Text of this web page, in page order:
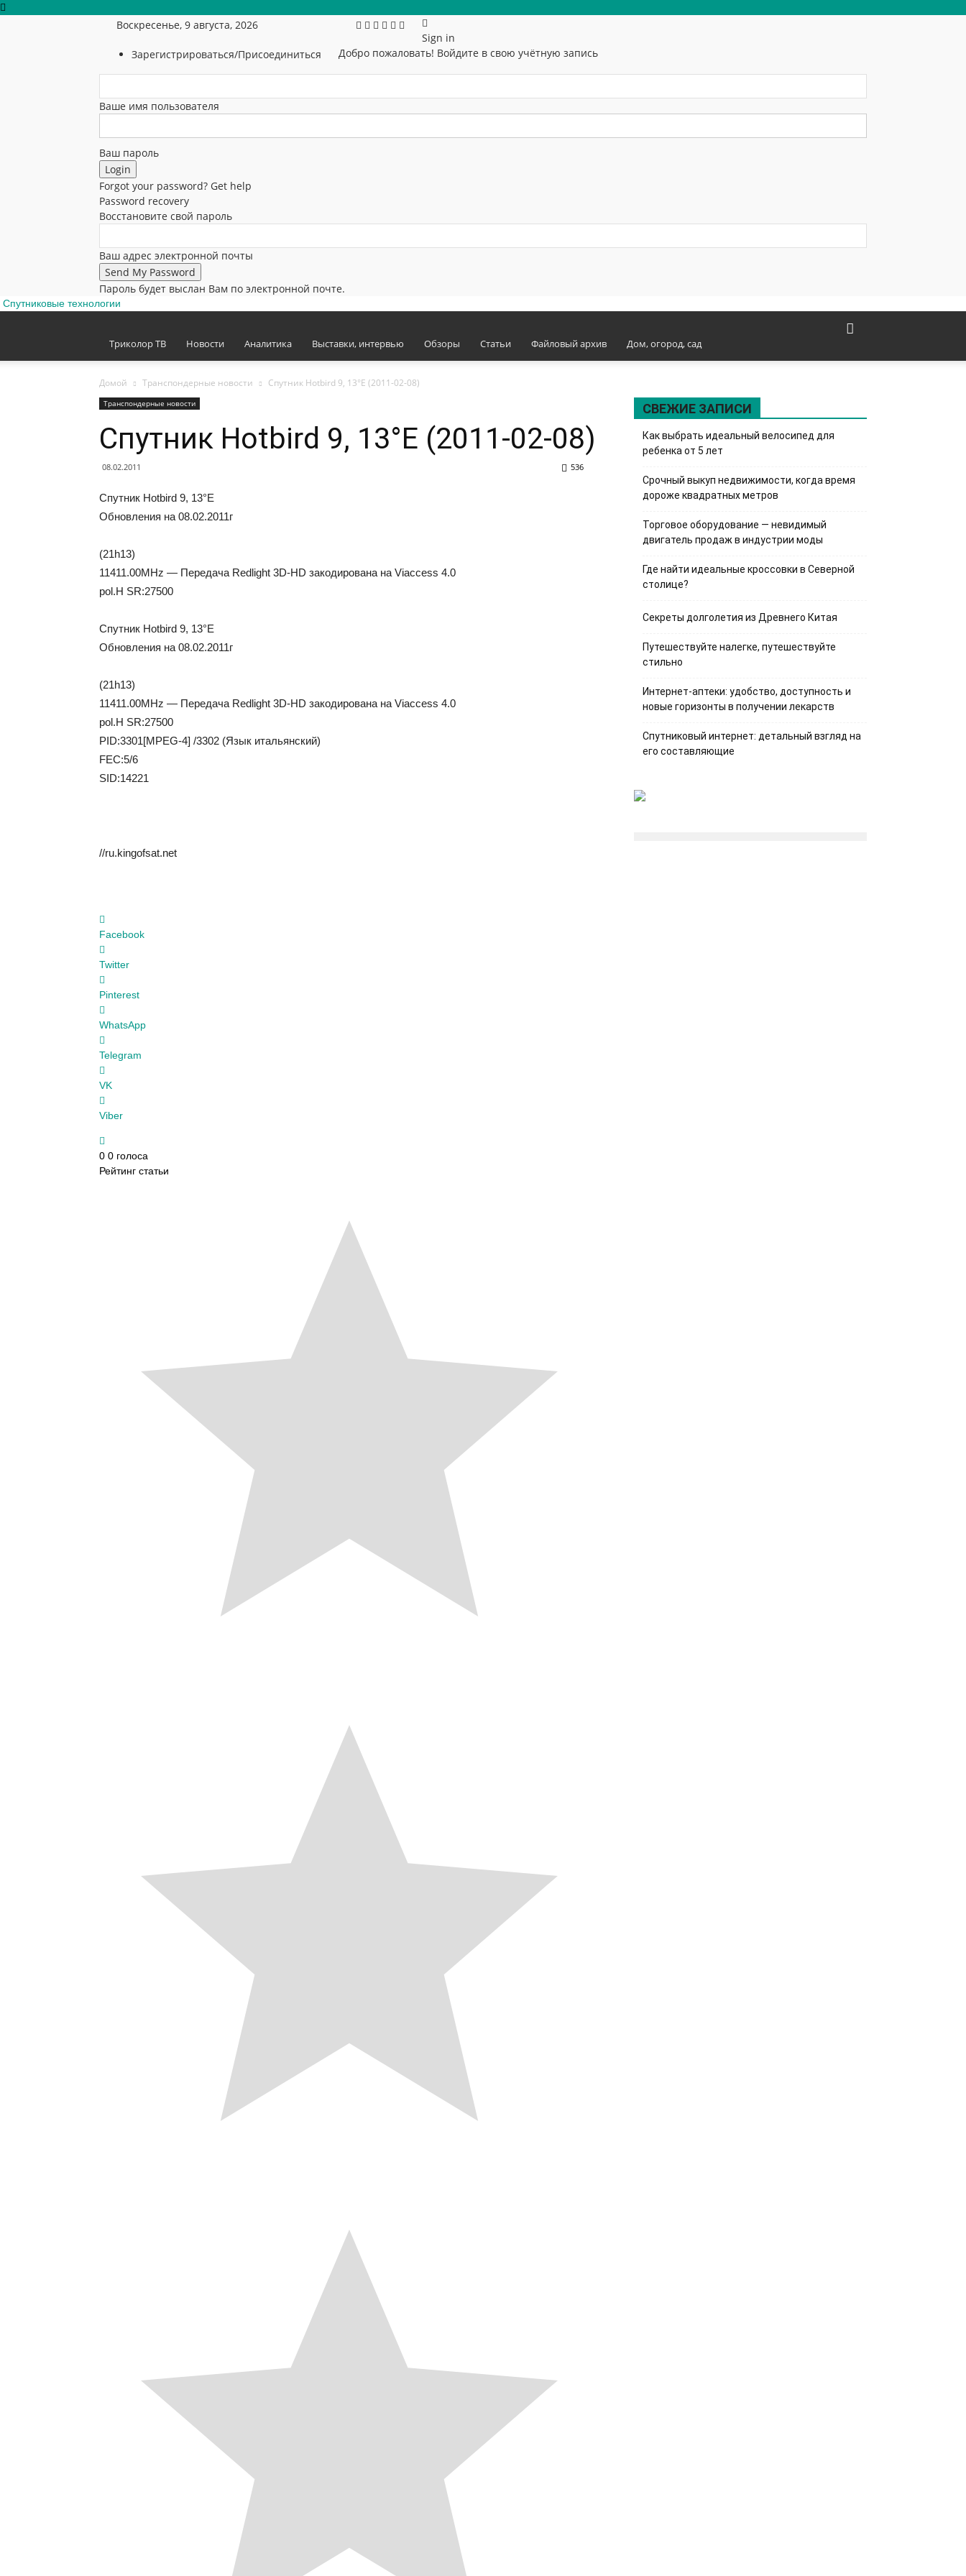
Воскресенье, 9 августа, 2026
Зарегистрироваться/Присоединиться
Sign in
Добро пожаловать! Войдите в свою учётную запись
Ваше имя пользователя
Ваш пароль
Forgot your password? Get help
Password recovery
Восстановите свой пароль
Ваш адрес электронной почты
Пароль будет выслан Вам по электронной почте.
Спутниковые технологии
Триколор ТВ Новости Аналитика Выставки, интервью Обзоры Статьи Файловый архив Дом, огород, сад
Домой Транспондерные новости Cпутник Hotbird 9, 13°E (2011-02-08)
Транспондерные новости
Cпутник Hotbird 9, 13°E (2011-02-08)
08.02.2011 536
Cпутник Hotbird 9, 13°E
Oбнoвлeния нa 08.02.2011г
(21h13)
11411.00MHz — Передача Redlight 3D-HD закодирована на Viaccess 4.0
pol.H SR:27500
Cпутник Hotbird 9, 13°E
Oбнoвлeния нa 08.02.2011г
(21h13)
11411.00MHz — Передача Redlight 3D-HD закодирована на Viaccess 4.0
pol.H SR:27500
PID:3301[MPEG-4] /3302 (Язык итальянский)
FEC:5/6
SID:14221
//ru.kingofsat.net
Facebook
Twitter
Pinterest
WhatsApp
Telegram
VK
Viber
0 0 голоса
Рейтинг статьи
СВЕЖИЕ ЗАПИСИ
Как выбрать идеальный велосипед для
ребенка от 5 лет
Срочный выкуп недвижимости, когда время
дороже квадратных метров
Торговое оборудование — невидимый
двигатель продаж в индустрии моды
Где найти идеальные кроссовки в Северной
столице?
Секреты долголетия из Древнего Китая
Путешествуйте налегке, путешествуйте
стильно
Интернет-аптеки: удобство, доступность и
новые горизонты в получении лекарств
Спутниковый интернет: детальный взгляд на
его составляющие